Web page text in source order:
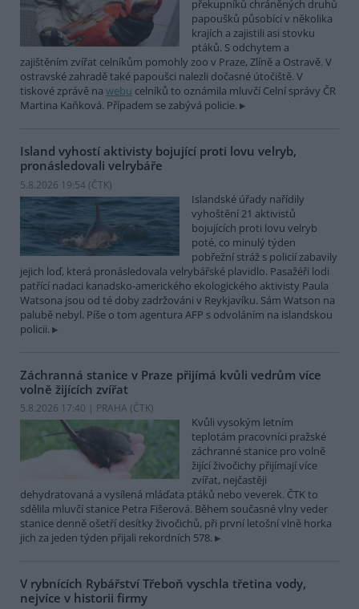
překupníků chráněných druhů
papoušků působící v několika
krajích a zajistili asi stovku
ptáků. S odchytem a
zajištěním zvířat celníkům pomohly zoo v Praze, Zlíně a Ostravě. V
ostravské zahradě také papoušci nalezli dočasné útočiště. V
tiskové zprávě na webu celníků to oznámila mluvčí Celní správy ČR
Martina Kaňková. Případem se zabývá policie.
Island vyhostí aktivisty bojující proti lovu velryb,
pronásledovali velrybáře
5.8.2026 19:54 (ČTK)
Islandské úřady nařídily
vyhoštění 21 aktivistů
bojujících proti lovu velryb
poté, co minulý týden
pobřežní stráž s policií zabavily
jejich loď, která pronásledovala velrybářské plavidlo. Pasažéři lodi
patřící nadaci kanadsko-amerického ekologického aktivisty Paula
Watsona jsou od té doby zadržováni v Reykjavíku. Sám Watson na
palubě nebyl. Píše o tom agentura AFP s odvoláním na islandskou
policii.
Záchranná stanice v Praze přijímá kvůli vedrům více
volně žijících zvířat
5.8.2026 17:40 | PRAHA (ČTK)
Kvůli vysokým letním
teplotám pracovníci pražské
záchranné stanice pro volně
žijící živočichy přijímají více
zvířat, nejčastěji
dehydratovaná a vysílená mláďata ptáků nebo veverek. ČTK to
sdělila mluvčí stanice Petra Fišerová. Během současné vlny veder
stanice denně ošetří desítky živočichů, při první letošní vlně horka
jich za jeden týden přijali rekordních 578.
V rybnících Rybářství Třeboň vyschla třetina vody,
nejvíce v historii firmy